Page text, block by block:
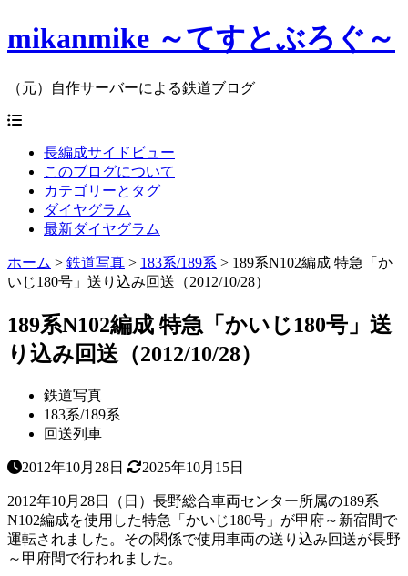
mikanmike ～てすとぶろぐ～
（元）自作サーバーによる鉄道ブログ
長編成サイドビュー
このブログについて
カテゴリーとタグ
ダイヤグラム
最新ダイヤグラム
ホーム > 鉄道写真 > 183系/189系 > 189系N102編成 特急「か
いじ180号」送り込み回送（2012/10/28）
189系N102編成 特急「かいじ180号」送
り込み回送（2012/10/28）
鉄道写真
183系/189系
回送列車
2012年10月28日 2025年10月15日
2012年10月28日（日）長野総合車両センター所属の189系
N102編成を使用した特急「かいじ180号」が甲府～新宿間で
運転されました。その関係で使用車両の送り込み回送が長野
～甲府間で行われました。